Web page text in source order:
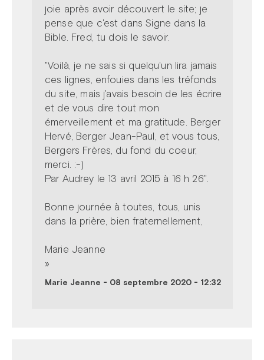
joie après avoir découvert le site; je
pense que c'est dans Signe dans la
Bible. Fred, tu dois le savoir.
"Voilà, je ne sais si quelqu'un lira jamais
ces lignes, enfouies dans les tréfonds
du site, mais j'avais besoin de les écrire
et de vous dire tout mon
émerveillement et ma gratitude. Berger
Hervé, Berger Jean-Paul, et vous tous,
Bergers Frères, du fond du coeur,
merci. :-)
Par Audrey le 13 avril 2015 à 16 h 26".
Bonne journée à toutes, tous, unis
dans la prière, bien fraternellement,
Marie Jeanne
»
Marie Jeanne - 08 septembre 2020 - 12:32